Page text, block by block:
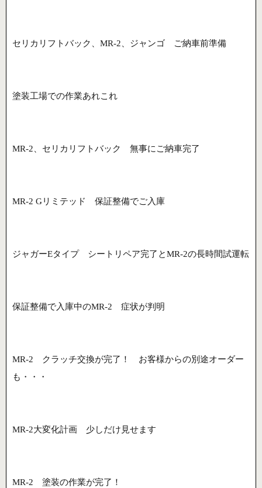
セリカリフトバック、MR-2、ジャンゴ ご納車前準備
塗装工場での作業あれこれ
MR-2、セリカリフトバック 無事にご納車完了
MR-2 Gリミテッド 保証整備でご入庫
ジャガーEタイプ シートリペア完了とMR-2の長時間試運転
保証整備で入庫中のMR-2 症状が判明
MR-2 クラッチ交換が完了！ お客様からの別途オーダー
も・・・
MR-2大変化計画 少しだけ見せます
MR-2 塗装の作業が完了！